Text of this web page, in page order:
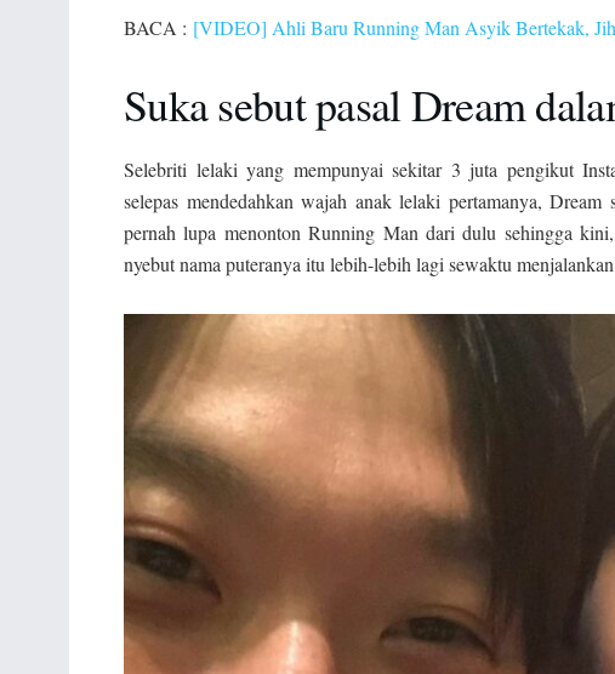
BACA : [VIDEO] Ahli Baru Running Man Asyik Bertekak,
Suka sebut pasal Dream
Selebriti lelaki yang mempunyai sekitar 3 juta pengikut
selepas mendedahkan wajah anak lelaki pertamanya,
pernah lupa menonton Running Man dari dulu sehingga
nyebut nama puteranya itu lebih-lebih lagi sewaktu